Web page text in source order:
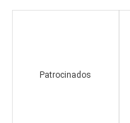
Patrocinados